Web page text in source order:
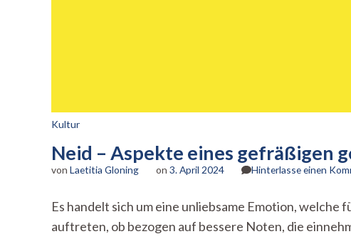
Kultur
Neid – Aspekte eines gefräßigen
von Laetitia Gloning on 3. April 2024 Hinterlasse einen
Es handelt sich um eine unliebsame Emotion,
auftreten, ob bezogen auf bessere Noten, die